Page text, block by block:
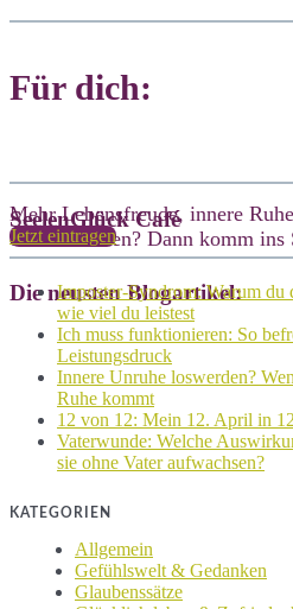
Für dich:
SeelenGlück Café
Mehr Lebensfreude, innere
deinem Leben? Dann komm ins
Jetzt eintragen
Die neusten Blogartikel:
Imposter-Syndrom: Warum du
wie viel du leistest
Ich muss funktionieren: So
Leistungsdruck
Innere Unruhe loswerden?
Ruhe kommt
12 von 12: Mein 12. April in
Vaterwunde: Welche
sie ohne Vater aufwachsen?
KATEGORIEN
Allgemein
Gefühlswelt & Gedanken
Glaubenssätze